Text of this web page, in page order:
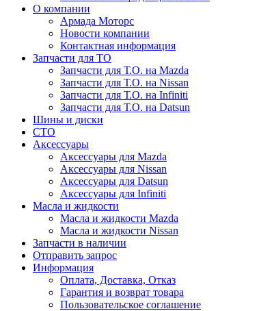
О компании
Армада Моторс
Новости компании
Контактная информация
Запчасти для ТО
Запчасти для Т.О. на Mazda
Запчасти для Т.О. на Nissan
Запчасти для Т.О. на Infiniti
Запчасти для Т.О. на Datsun
Шины и диски
СТО
Аксессуары
Аксессуары для Mazda
Аксессуары для Nissan
Аксессуары для Datsun
Аксессуары для Infiniti
Масла и жидкости
Масла и жидкости Mazda
Масла и жидкости Nissan
Запчасти в наличии
Отправить запрос
Информация
Оплата, Доставка, Отказ
Гарантия и возврат товара
Пользовательское соглашение